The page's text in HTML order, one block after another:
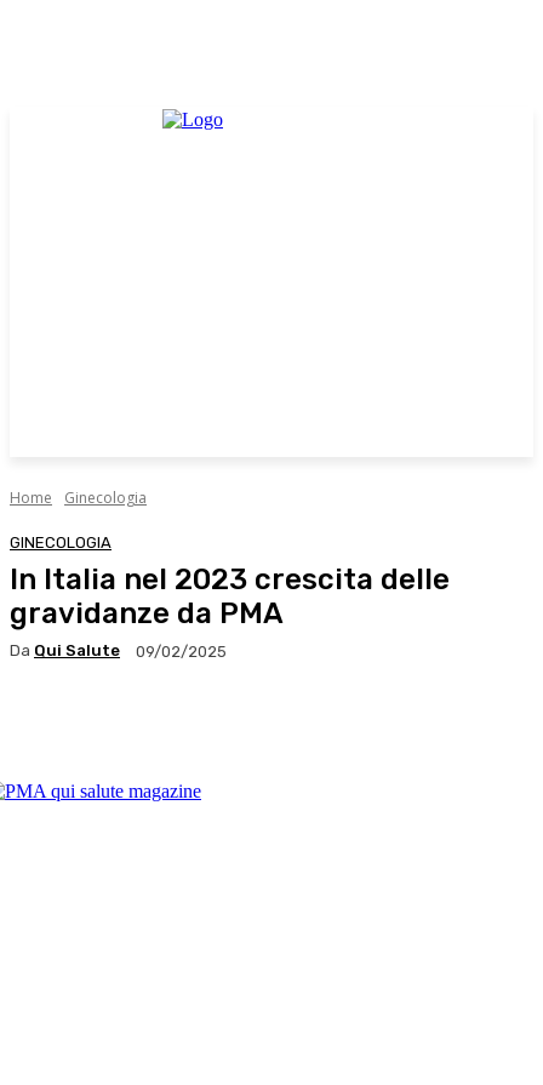
Home Ginecologia
GINECOLOGIA
In Italia nel 2023 crescita delle
gravidanze da PMA
Da Qui Salute 09/02/2025